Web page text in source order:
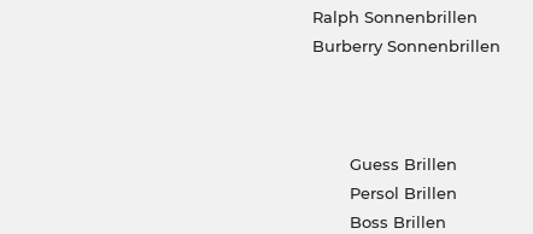
Ralph Sonnenbrillen
Burberry Sonnenbrillen
Guess Brillen
Persol Brillen
Boss Brillen